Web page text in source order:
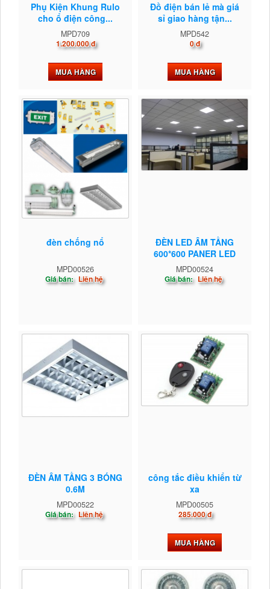
Phụ Kiện Khung Rulo
cho ổ điện công...
MPD709
1.200.000 đ
MUA HÀNG
Đồ điện bán lẻ mà giá
sỉ giao hàng tận...
MPD542
0 đ
MUA HÀNG
đèn chống nổ
MPD00526
Giá bán: Liên hệ
ĐÈN LED ÂM TẦNG
600*600 PANER LED
MPD00524
Giá bán: Liên hệ
ĐÈN ÂM TẦNG 3 BÓNG
0.6M
MPD00522
Giá bán: Liên hệ
công tắc điều khiển từ
xa
MPD00505
285.000 đ
MUA HÀNG